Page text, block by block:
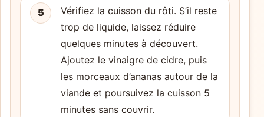
5
Vérifiez la cuisson du rôti. S’il reste
trop de liquide, laissez réduire
quelques minutes à découvert.
Ajoutez le vinaigre de cidre, puis
les morceaux d’ananas autour de la
viande et poursuivez la cuisson 5
minutes sans couvrir.